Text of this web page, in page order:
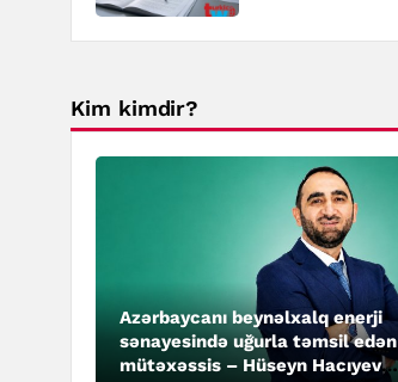
Kim kimdir?
Azərbaycanı beynəlxalq enerji
sənayesində uğurla təmsil edən
mütəxəssis – Hüseyn Hacıyev